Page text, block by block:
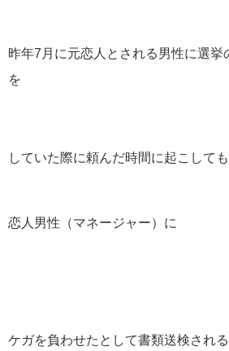
昨年7月に元恋人とされる男性に選挙
を
していた際に頼んだ時間に起こして
恋人男性（マネージャー）に
ケガを負わせたとして書類送検され